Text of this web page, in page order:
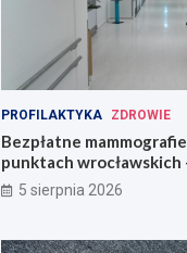
PROFILAKTYKA ZDROWIE
Bezpłatne
punktach wrocławskich
zdrowie!
5 sierpnia 2026